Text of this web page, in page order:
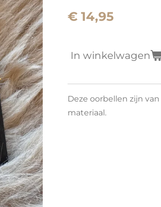
€ 14,95
In winkelwagen
Deze oorbellen zijn van
materiaal.